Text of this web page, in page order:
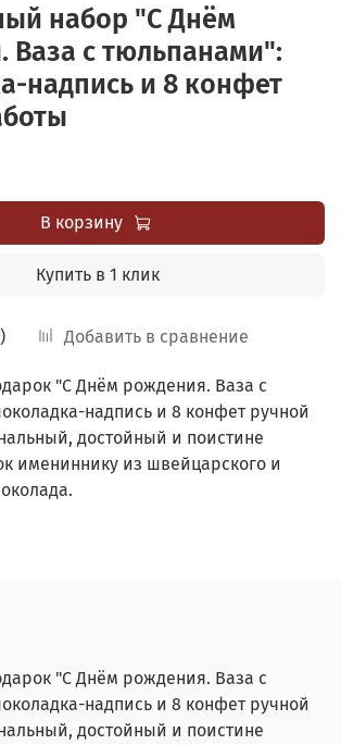
набор "С Днём
Ваза с тюльпанами":
надпись и 8 конфет
Добавить в сравнение
В корзину
Купить в 1 клик
"С Днём рождения. Ваза с
надпись и 8 конфет ручной
достойный и поистине
имениннику из швейцарского и
"С Днём рождения. Ваза с
надпись и 8 конфет ручной
достойный и поистине